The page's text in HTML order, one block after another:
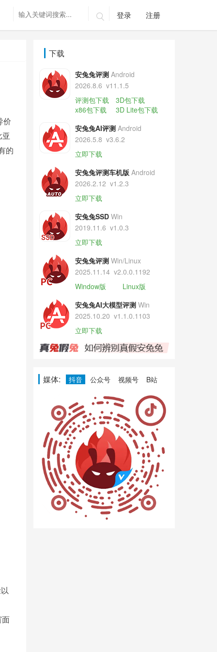
 登录 注册
价
的
下载
安兔兔评测 Android
2026.8.6 v11.1.5
评测包下载
3D包下载
x86包下载
3D Lite包下载
安兔兔AI评测 Android
2026.5.8 v3.6.2
立即下载
安兔兔评测车机版 Android
2026.2.12 v1.2.3
立即下载
安兔兔SSD Win
2019.11.6 v1.0.3
立即下载
安兔兔评测 Win/Linux
2025.11.14 v2.0.0.1192
Window版
Linux版
安兔兔AI大模型评测 Win
2025.10.20 v1.1.0.1103
立即下载
媒体: 抖音 公众号 视频号 B站